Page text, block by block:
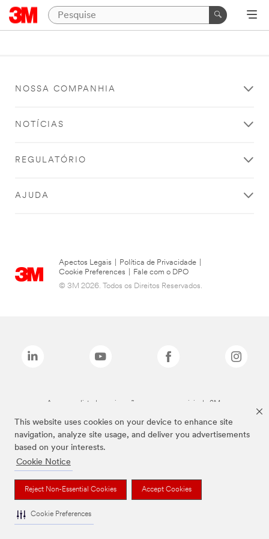
This website uses cookies on your device to enhance site
navigation, analyze site usage, and deliver you advertisements
based on your interests.
Cookie Notice
Reject Non-Essential Cookies Accept Cookies
Cookie Preferences
NOSSA COMPANHIA
NOTÍCIAS
REGULATÓRIO
AJUDA
Apectos Legais Política de Privacidade
Cookie Preferences
Fale com o DPO
© 3M 2026. Todos os Direitos Reservados.
As marcas listadas a cima são marcas comerciais da 3M.